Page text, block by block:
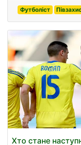
Футболіст
Хто стане